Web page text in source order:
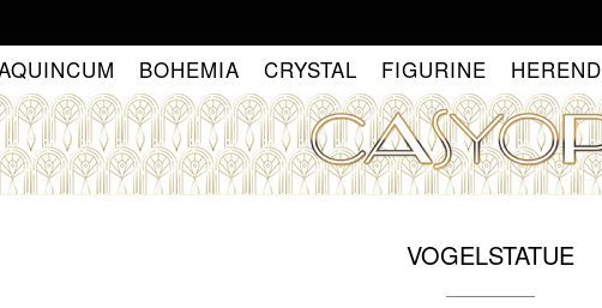
BOHEMIA CRYSTAL FIGURINE HEREND
VOGELSTATUE